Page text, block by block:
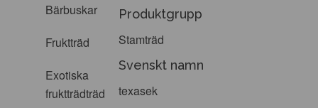
Bärbuskar
Fruktträd
Exotiska
fruktträdträd
Produktgrupp
Stamträd
Svenskt namn
texasek